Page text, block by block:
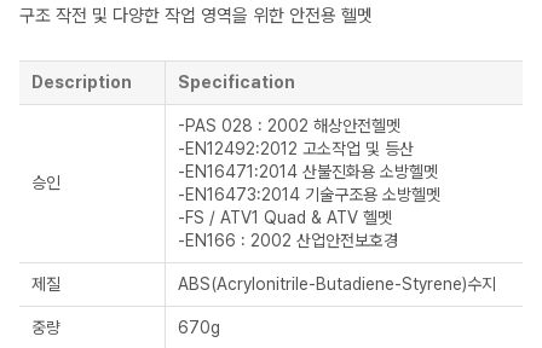
구조 작전 및 다양한 작업 영역을 위한 안전용 헬멧
Description Specification
승인
-PAS 028 : 2002 해상안전헬멧
-EN12492:2012 고소작업 및 등산
-EN16471:2014 산불진화용 소방헬멧
-EN16473:2014 기술구조용 소방헬멧
-FS / ATV1 Quad & ATV 헬멧
-EN166 : 2002 산업안전보호경
제질 ABS(Acrylonitrile-Butadiene-Styrene)수지
중량 670g